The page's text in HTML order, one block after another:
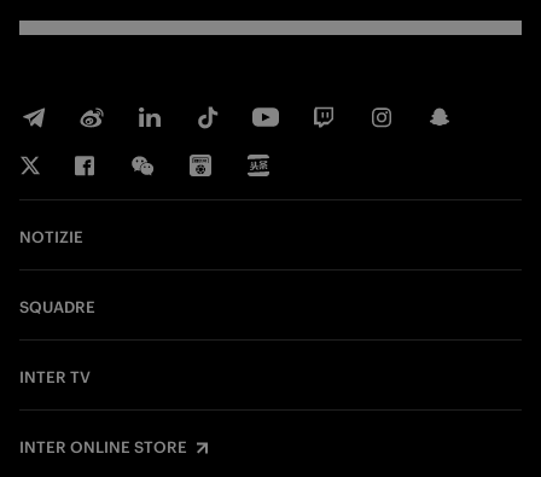
NOTIZIE
SQUADRE
INTER TV
INTER ONLINE STORE